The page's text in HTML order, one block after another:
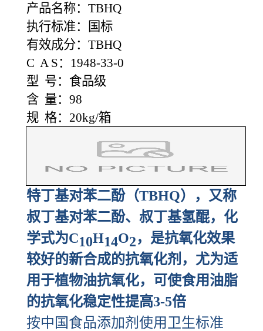
产品名称：TBHQ
执行标准：国标
有效成分：TBHQ
C A S：1948-33-0
型 号：食品级
含 量：98
规 格：20kg/箱
特丁基对苯二酚（TBHQ），又称
叔丁基对苯二酚、叔丁基氢醌，化
学式为C10H14O2，是抗氧化效果
较好的新合成的抗氧化剂，尤为适
用于植物油抗氧化，可使食用油脂
的抗氧化稳定性提高3-5倍
按中国食品添加剂使用卫生标准